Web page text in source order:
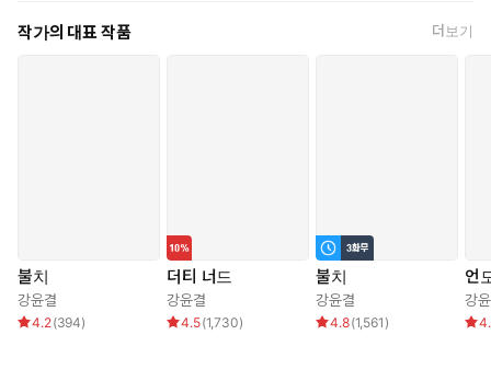
“나랑 꼭 이야기하고 싶어?”
작가의 대표 작품 더보기
불치
강윤결
4.2(394)
더티 너드
강윤결
4.5(1,730)
불치
강윤결
4.8(1,561 )
언
강